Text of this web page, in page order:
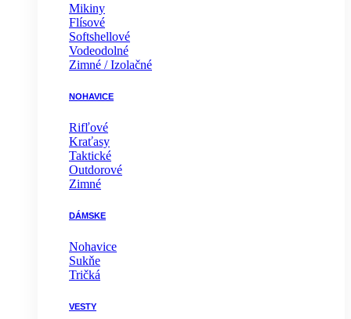
Mikiny
Flísové
Softshellové
Vodeodolné
Zimné / Izolačné
NOHAVICE
Rifľové
Kraťasy
Taktické
Outdorové
Zimné
DÁMSKE
Nohavice
Sukňe
Tričká
VESTY